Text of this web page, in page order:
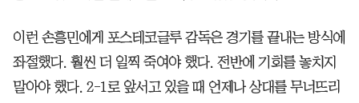
이런 손흥민에게 포스테코글루 감독은 경기를 끝내는 방식에
좌절했다. 훨씬 더 일찍 죽여야 했다. 전반에 기회를 놓치지
말아야 했다. 2-1로 앞서고 있을 때 언제나 상대를 무너뜨리